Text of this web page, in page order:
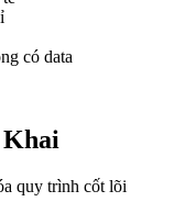
có data
Khai
quy trình cốt lõi